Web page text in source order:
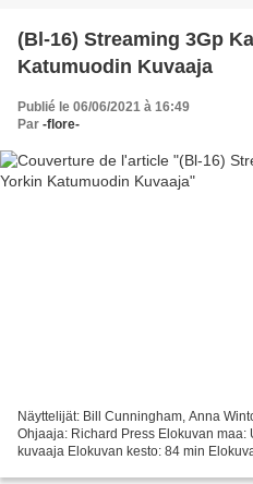
(Bl-16) Streaming 3Gp
Katumuodin Kuvaaja
Publié le 06/06/2021 à 16:49
Par -flore-
Näyttelijät: Bill Cunningham, Anna
Ohjaaja: Richard Press Elokuvan maa:
kuvaaja Elokuvan kesto: 84 min